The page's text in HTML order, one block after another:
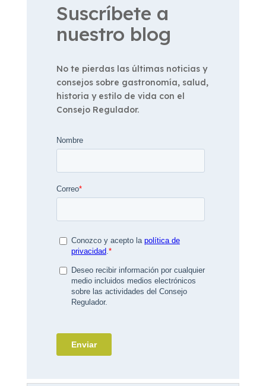
Suscríbete a
nuestro blog
No te pierdas las últimas noticias y
consejos sobre gastronomía, salud,
historia y estilo de vida con el
Consejo Regulador.